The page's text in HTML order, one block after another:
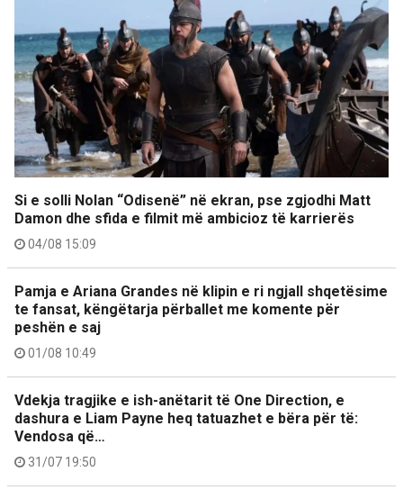
Si e solli Nolan “Odisenë” në ekran, pse zgjodhi Matt
Damon dhe sfida e filmit më ambicioz të karrierës
04/08 15:09
Pamja e Ariana Grandes në klipin e ri ngjall shqetësime
te fansat, këngëtarja përballet me komente për
peshën e saj
01/08 10:49
Vdekja tragjike e ish-anëtarit të One Direction, e
dashura e Liam Payne heq tatuazhet e bëra për të:
Vendosa që…
31/07 19:50